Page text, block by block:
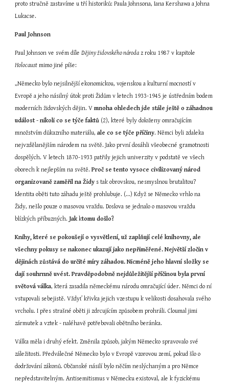
proto stručně zastavíme u tří historiků: Paula Johnsona, Iana Kershawa a Johna
Lukacse.
Paul Johnson
Paul Johnson ve svém díle Dějiny židovského národa
Holocaust mimo jiné píše:
„Německo bylo nejsilnější ekonomickou, vojenskou a kulturní mocností v
Evropě a jeho násilný útok proti Židům v letech 1933-1945 je ústředním bodem
moderních židovských dějin. V mnoha ohledech jde stále ještě o záhadnou
událost - nikoli co se týče faktů (2), které byly doloženy omračujícím
množstvím důkazního materiálu, ale co se týče příčiny. Němci byli zdaleka
nejvzdělanějším národem na světě. Jako první dosáhli všeobecné gramotnosti
dospělých. V letech 1870-1933 patřily jejich univerzity v podstatě ve všech
oborech k nejlepším na světě. Proč se tento vysoce civilizovaný národ
organizovaně zaměřil na Židy s tak obrovskou, nesmyslnou brutalitou?
Identita oběti tuto záhadu ještě prohlubuje. (...) Když se Německo vrhlo na
Židy, nešlo pouze o masovou vraždu. Doslova se jednalo o masovou vraždu
blízkých příbuzných. Jak ktomu došlo?
Knihy, které se pokoušejí o vysvětlení, už zaplňují celé knihovny, ale
všechny pokusy se nakonec ukazují jako nepřiměřené. Největší zločin v
dějinách zůstává do určité míry záhadou. Nicméně jeho hlavní složky se
dají souhrnně uvést. Pravděpodobně nejdůležitější příčinou byla první
světová válka, která zasadila německému národu omračující úder. Němci do ní
vstupovali sebejistě. Vždyť křivka jejich vzestupu k velikosti dosahovala svého
vrcholu. I přes strašné oběti ji zdrcujícím způsobem prohráli. Cloumal jimi
zármutek a vztek - naléhavě potřebovali obětního beránka.
Válka měla i druhý efekt. Změnila způsob, jakým Německo spravovalo své
záležitosti. Předválečné Německo bylo v Evropě vzorovou zemí, pokud šlo o
dodržování zákonů. Občanské násilí bylo něčím neslýchaným a pro Němce
nepředstavitelným. Antisemitismus v Německu existoval, ale k fyzickému